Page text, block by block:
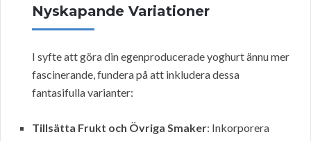
Nyskapande Variationer
I syfte att göra din egenproducerade yoghurt ännu mer
fascinerande, fundera på att inkludera dessa
fantasifulla varianter:
Tillsätta Frukt och Övriga Smaker: Inkorporera